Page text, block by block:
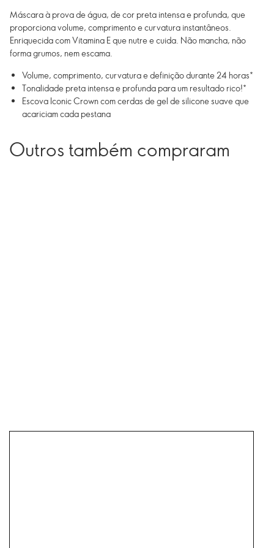
Máscara à prova de água, de cor preta intensa e profunda, que
proporciona volume, comprimento e curvatura instantâneos.
Enriquecida com Vitamina E que nutre e cuida. Não mancha, não
forma grumos, nem escama.
Volume, comprimento, curvatura e definição durante 24 horas*
Tonalidade preta intensa e profunda para um resultado rico!*
Escova Iconic Crown com cerdas de gel de silicone suave que
acariciam cada pestana
Outros também compraram